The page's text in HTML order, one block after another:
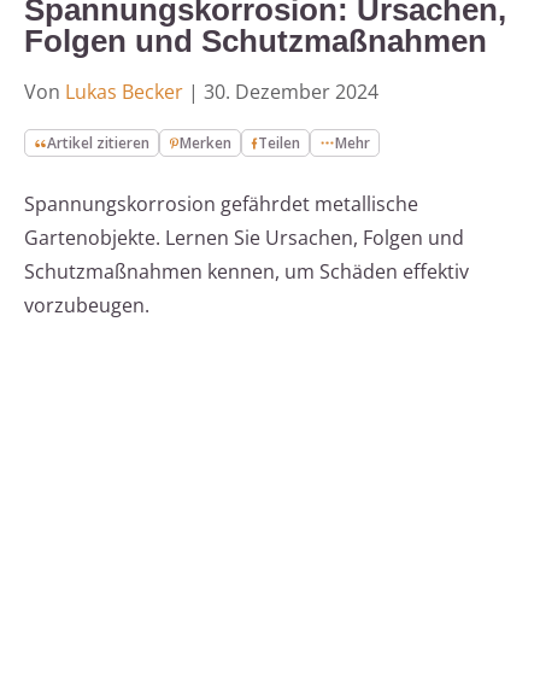
Spannungskorrosion: Ursachen,
Folgen und Schutzmaßnahmen
Von Lukas Becker | 30. Dezember 2024
Artikel zitieren Merken Teilen Mehr
Spannungskorrosion gefährdet metallische
Gartenobjekte. Lernen Sie Ursachen, Folgen und
Schutzmaßnahmen kennen, um Schäden effektiv
vorzubeugen.